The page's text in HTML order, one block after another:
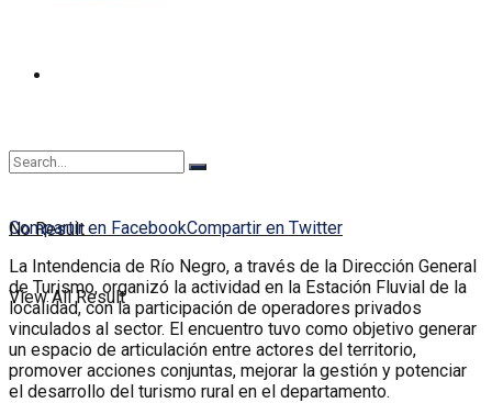
No Result
View All Result
Compartir en FacebookCompartir en Twitter
La Intendencia de Río Negro, a través de la Dirección General
de Turismo, organizó la actividad en la Estación Fluvial de la
localidad, con la participación de operadores privados
vinculados al sector. El encuentro tuvo como objetivo generar
un espacio de articulación entre actores del territorio,
promover acciones conjuntas, mejorar la gestión y potenciar
el desarrollo del turismo rural en el departamento.